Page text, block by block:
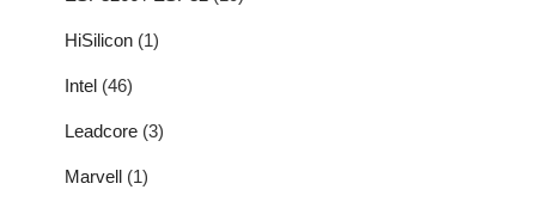
HiSilicon (1)
Intel (46)
Leadcore (3)
Marvell (1)